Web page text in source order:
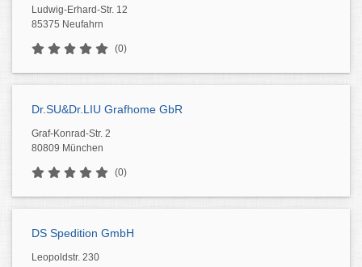
Ludwig-Erhard-Str. 12
85375 Neufahrn
(0)
Dr.SU&Dr.LIU Grafhome GbR
Graf-Konrad-Str. 2
80809 München
(0)
DS Spedition GmbH
Leopoldstr. 230